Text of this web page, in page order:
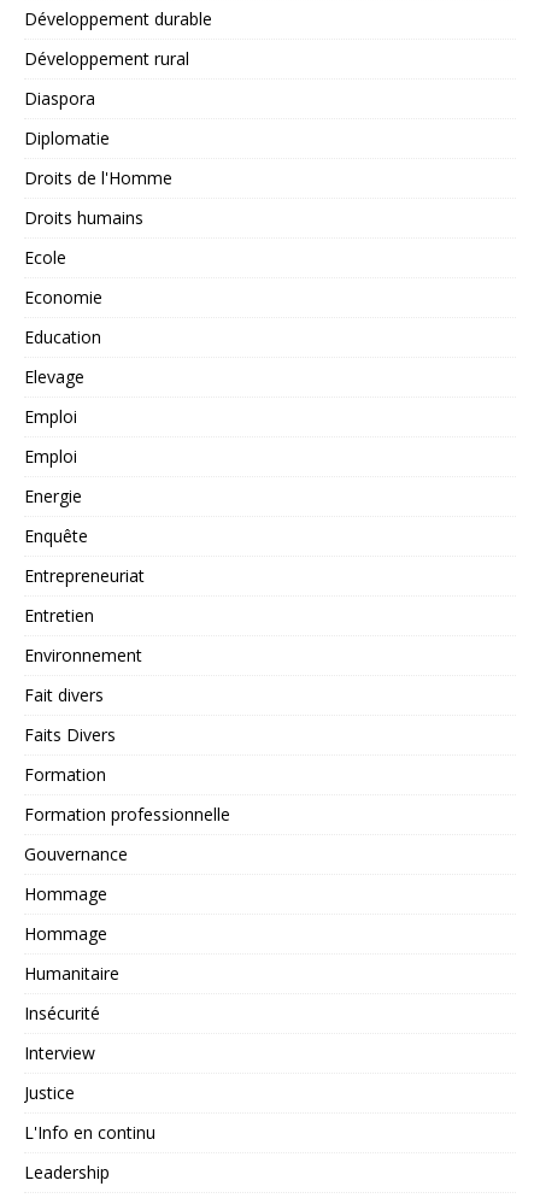
Développement durable
Développement rural
Diaspora
Diplomatie
Droits de l'Homme
Droits humains
Ecole
Economie
Education
Elevage
Emploi
Emploi
Energie
Enquête
Entrepreneuriat
Entretien
Environnement
Fait divers
Faits Divers
Formation
Formation professionnelle
Gouvernance
Hommage
Hommage
Humanitaire
Insécurité
Interview
Justice
L'Info en continu
Leadership